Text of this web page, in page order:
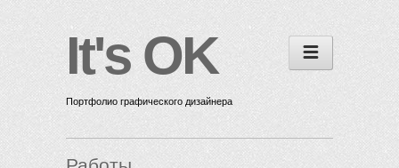
It's OK
Портфолио графического дизайнера